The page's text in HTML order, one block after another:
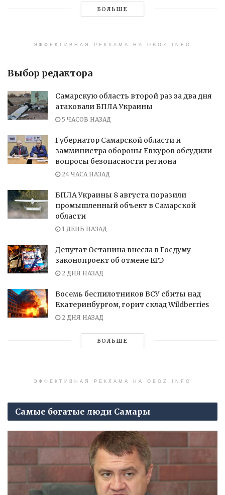
БОЛЬШЕ
ЭФФЕКТИВНАЯ РЕКЛАМА НА OBOZ.INFO
Выбор редактора
Самарскую область второй раз за два дня
атаковали БПЛА Украины
5 ЧАСОВ НАЗАД
Губернатор Самарской области и
замминистра обороны Евкуров обсудили
вопросы безопасности региона
24 ЧАСА НАЗАД
БПЛА Украины 8 августа поразили
промышленный объект в Самарской
области
1 ДЕНЬ НАЗАД
Депутат Останина внесла в Госдуму
законопроект об отмене ЕГЭ
2 ДНЯ НАЗАД
Восемь беспилотников ВСУ сбиты над
Екатеринбургом, горит склад Wildberries
2 ДНЯ НАЗАД
БОЛЬШЕ
ЭФФЕКТИВНАЯ РЕКЛАМА НА OBOZ.INFO
Самые богатые люди Самары